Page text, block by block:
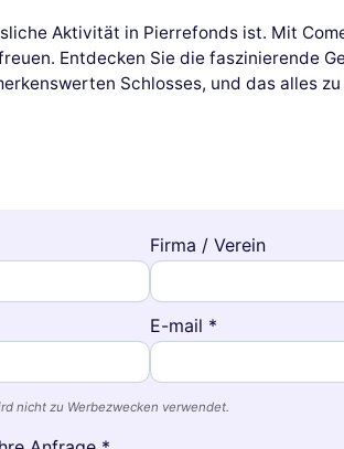
Aktivität in Pierrefonds ist. Mit
Entdecken Sie die faszinierende
Schlosses, und das alles zu
Firma / Verein
E-mail *
nicht zu Werbezwecken verwendet.